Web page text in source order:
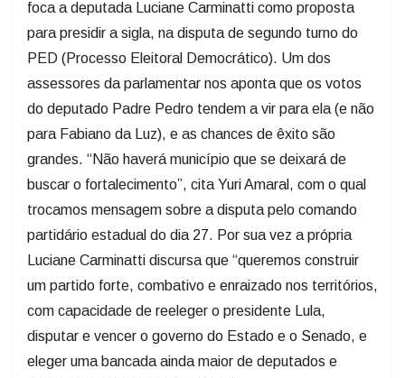
foca a deputada Luciane Carminatti como proposta
para presidir a sigla, na disputa de segundo turno do
PED (Processo Eleitoral Democrático). Um dos
assessores da parlamentar nos aponta que os votos
do deputado Padre Pedro tendem a vir para ela (e não
para Fabiano da Luz), e as chances de êxito são
grandes. “Não haverá município que se deixará de
buscar o fortalecimento”, cita Yuri Amaral, com o qual
trocamos mensagem sobre a disputa pelo comando
partidário estadual do dia 27. Por sua vez a própria
Luciane Carminatti discursa que “queremos construir
um partido forte, combativo e enraizado nos territórios,
com capacidade de reeleger o presidente Lula,
disputar e vencer o governo do Estado e o Senado, e
eleger uma bancada ainda maior de deputados e